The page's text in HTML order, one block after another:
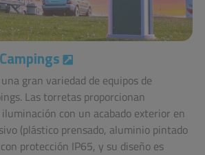
gran variedad de equipos de
Las torretas proporcionan
con un acabado exterior en
(plástico prensado, aluminio pintado
protección IP65, y su diseño es